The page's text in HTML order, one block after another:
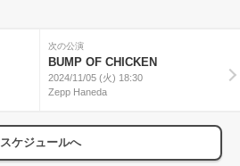
次の公演
BUMP OF CHICKEN
2024/11/05 (火) 18:30
Zepp Haneda
スケジュールへ